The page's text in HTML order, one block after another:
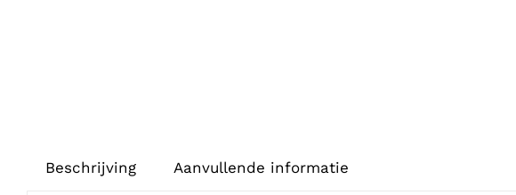
Beschrijving Aanvullende informatie